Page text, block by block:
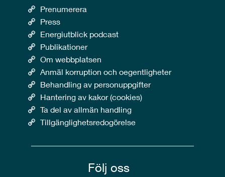
Prenumerera
Press
Energiutblick podcast
Publikationer
Om webbplatsen
Anmäl korruption och oegentligheter
Behandling av personuppgifter
Hantering av kakor (cookies)
Ta del av allmän handling
Tillgänglighetsredogörelse
Följ oss